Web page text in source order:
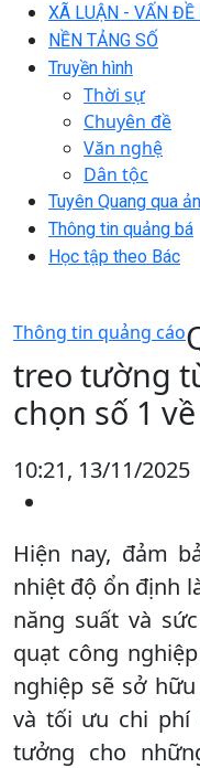
XÃ LUẬN - VẤN ĐỀ
NỀN TẢNG SỐ
Truyền hình
Thời sự
Chuyên đề
Văn nghệ
Dân tộc
Tuyên Quang qua
Thông tin quảng bá
Học tập theo Bác
Thông tin quảng cáo
treo tường
chọn số 1
10:21, 13/11/2025
Hiện nay, đảm
nhiệt độ ổn định
năng suất và
quạt công
nghiệp sẽ sở
và tối ưu chi phí
tưởng cho